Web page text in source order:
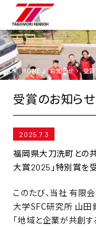
HOME お知らせ 受賞
受賞のお知らせ
2025.7.3
福岡県大刀洗町との
大賞2025」特別賞を
このたび、当社 有限
大学SFC研究所 山田
「地域と企業が共創